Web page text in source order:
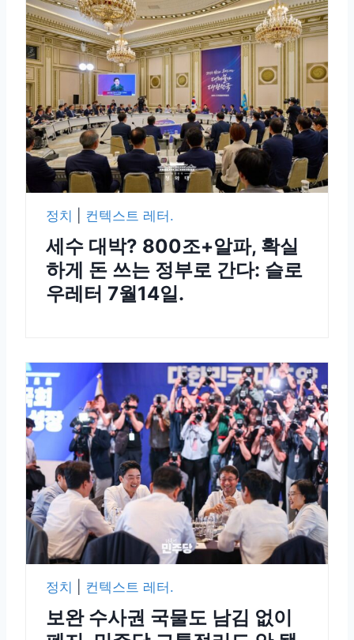
정치 컨텍스트 레터.
세수 대박? 800조+알파, 확실
하게 돈 쓰는 정부로 간다: 슬로
우레터 7월14일.
정치 컨텍스트 레터.
보완 수사권 국물도 남김 없이